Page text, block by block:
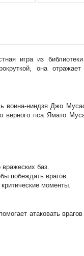
игра из
она
воина-ниндзя Джо
верного пса Ямато
баз.
побеждать врагов.
моменты.
атаковать врагов